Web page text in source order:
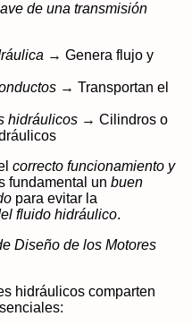
de una transmisión
→ Genera flujo y
→ Transportan el
hidráulicos → Cilindros o
correcto funcionamiento y
fundamental un buen
para evitar la
fluido hidráulico.
Diseño de los Motores
hidráulicos comparten